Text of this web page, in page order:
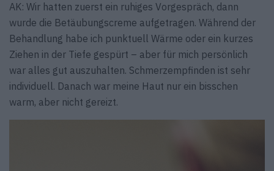
AK: Wir hatten zuerst ein ruhiges Vorgespräch, dann
wurde die Betäubungscreme aufgetragen. Während der
Behandlung habe ich punktuell Wärme oder ein kurzes
Ziehen in der Tiefe gespürt – aber für mich persönlich
war alles gut auszuhalten. Schmerzempfinden ist sehr
individuell. Danach war meine Haut nur ein bisschen
warm, aber nicht gereizt.